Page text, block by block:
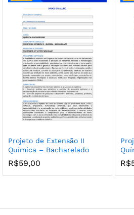
Projeto de Extensão II
Química – Bacharelado
R$59,00 R$